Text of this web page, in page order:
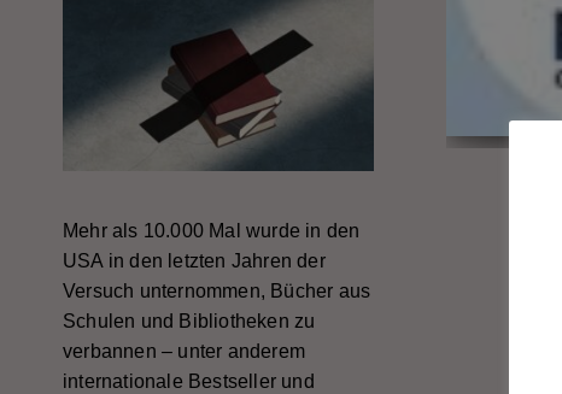
Mehr als 10.000 Mal wurde in den
USA in den letzten Jahren der
Versuch unternommen, Bücher aus
Schulen und Bibliotheken zu
verbannen – unter anderem
internationale Bestseller und